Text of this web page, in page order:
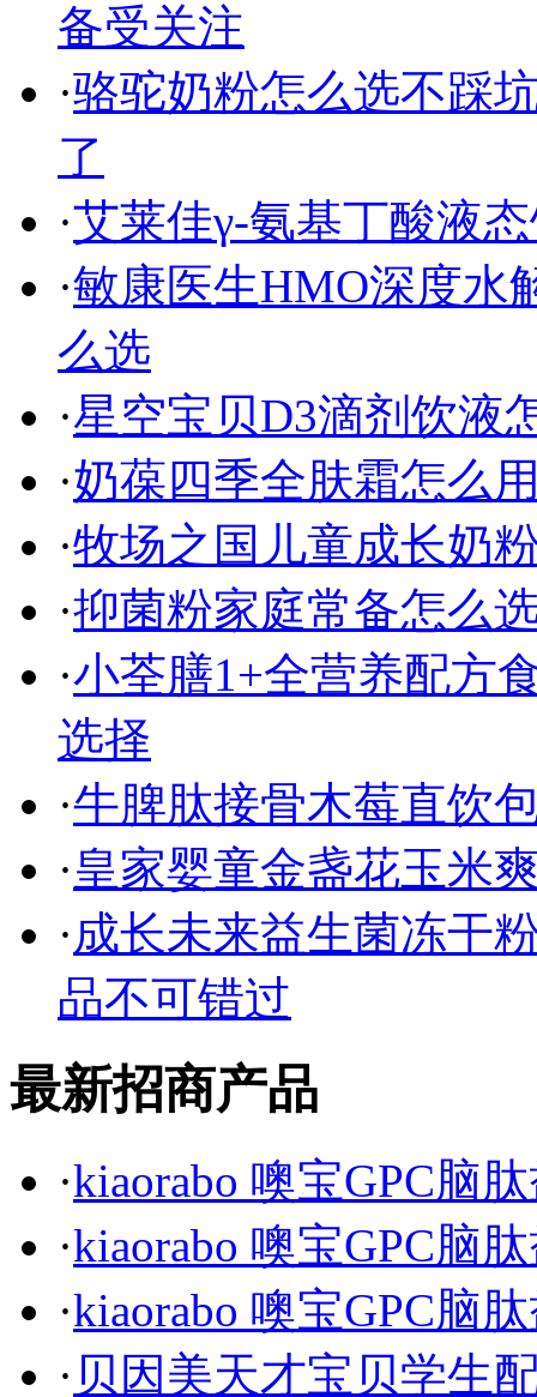
备受关注
·骆驼奶粉怎么选不踩
了
·艾莱佳γ-氨基丁酸液
·敏康医生HMO深度水
么选
·星空宝贝D3滴剂饮液
·奶葆四季全肤霜怎么
·牧场之国儿童成长奶
·抑菌粉家庭常备怎么
·小荃膳1+全营养配方
选择
·牛脾肽接骨木莓直饮
·皇家婴童金盏花玉米
·成长未来益生菌冻干
品不可错过
最新招商产品
·kiaorabo 噢宝GPC脑
·kiaorabo 噢宝GPC脑
·kiaorabo 噢宝GPC脑
· 贝因美天才宝贝学生